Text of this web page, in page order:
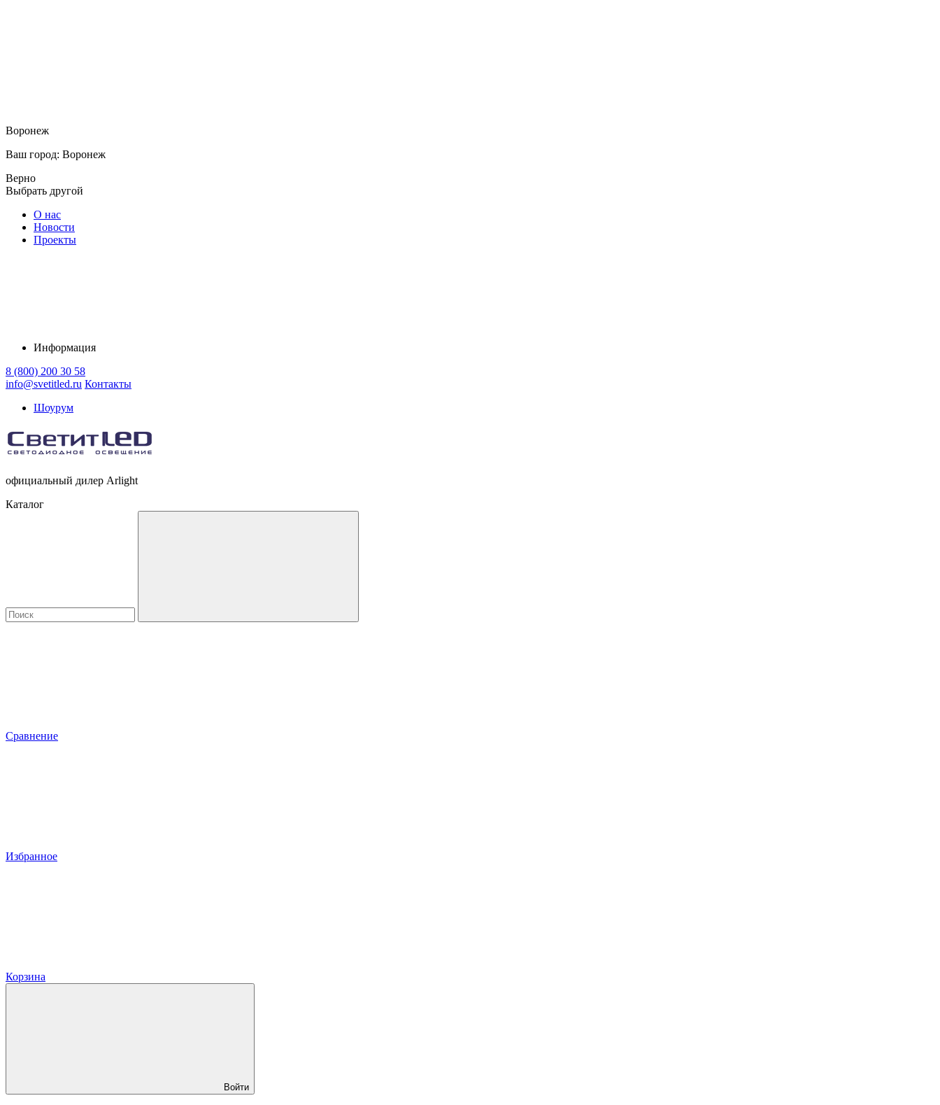
Воронеж
Ваш город: Воронеж
Верно
Выбрать другой
О нас
Новости
Проекты
Информация
8 (800) 200 30 58
info@svetitled.ru Контакты
Шоурум
официальный дилер Arlight
Каталог
Сравнение
Избранное
Корзина
Войти